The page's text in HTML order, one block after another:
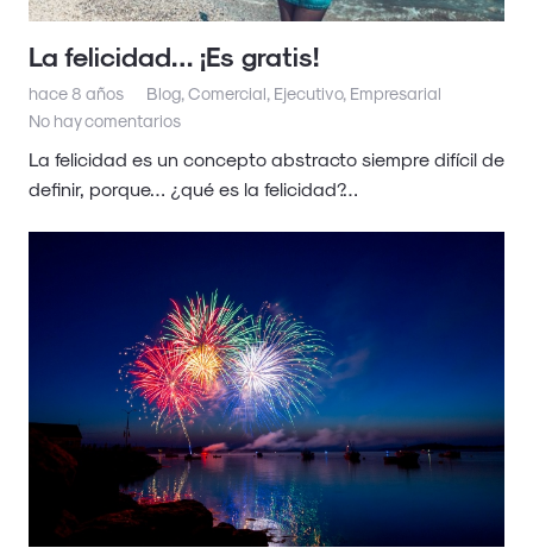
La felicidad… ¡Es gratis!
hace 8 años Blog,Comercial, Ejecutivo, Empresarial
No hay comentarios
La felicidad es un concepto abstracto siempre difícil de
definir, porque… ¿qué es la felicidad?…